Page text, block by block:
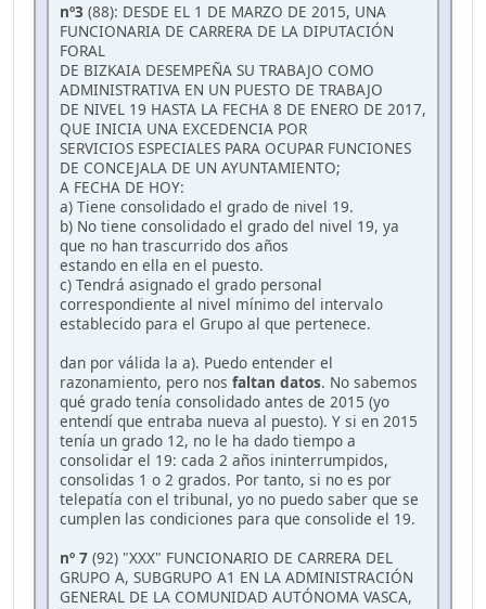
nº3 (88): DESDE EL 1 DE MARZO DE 2015, UNA
FUNCIONARIA DE CARRERA DE LA DIPUTACIÓN
FORAL
DE BIZKAIA DESEMPEÑA SU TRABAJO COMO
ADMINISTRATIVA EN UN PUESTO DE TRABAJO
DE NIVEL 19 HASTA LA FECHA 8 DE ENERO DE 2017,
QUE INICIA UNA EXCEDENCIA POR
SERVICIOS ESPECIALES PARA OCUPAR FUNCIONES
DE CONCEJALA DE UN AYUNTAMIENTO;
A FECHA DE HOY:
a) Tiene consolidado el grado de nivel 19.
b) No tiene consolidado el grado del nivel 19, ya
que no han trascurrido dos años
estando en ella en el puesto.
c) Tendrá asignado el grado personal
correspondiente al nivel mínimo del intervalo
establecido para el Grupo al que pertenece.
dan por válida la a). Puedo entender el
razonamiento, pero nos faltan datos. No sabemos
qué grado tenía consolidado antes de 2015 (yo
entendí que entraba nueva al puesto). Y si en 2015
tenía un grado 12, no le ha dado tiempo a
consolidar el 19: cada 2 años ininterrumpidos,
consolidas 1 o 2 grados. Por tanto, si no es por
telepatía con el tribunal, yo no puedo saber que se
cumplen las condiciones para que consolide el 19.
nº 7 (92) "XXX" FUNCIONARIO DE CARRERA DEL
GRUPO A, SUBGRUPO A1 EN LA ADMINISTRACIÓN
GENERAL DE LA COMUNIDAD AUTÓNOMA VASCA,